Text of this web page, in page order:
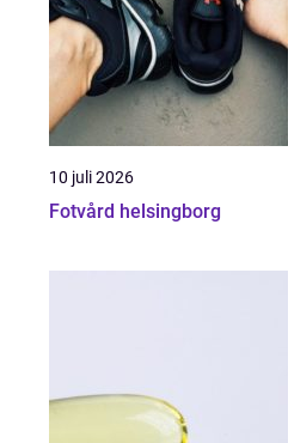
10 juli 2026
Fotvård helsingborg